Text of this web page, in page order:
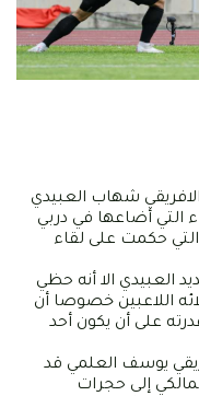
شهاب العبيدي
التي أضاعها في دربي
يوم أمس الأحد 8 ماي 2022 والتي حكمت على لقاء
العبيدي الا أنه حظي
اللاعبين خصوصا أن
على أن يكون أحد
الافريقي يوسف العلمي قد
إلى حجرات